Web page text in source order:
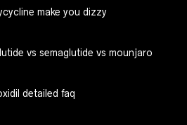
make you dizzy
vs semaglutide vs mounjaro
detailed faq